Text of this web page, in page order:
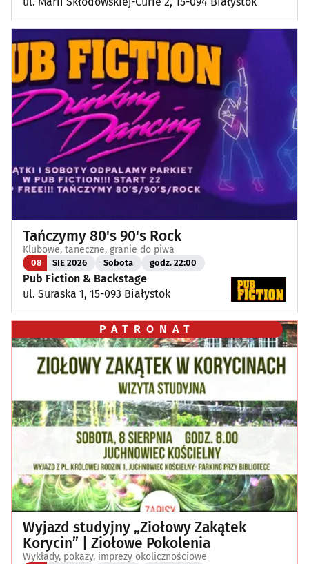
Tańczymy 80's 90's Rock
Klubowe, taneczne, granie do piwa
08 SIE 2026 Sobota godz. 22:00
Pub Fiction & Backstage
ul. Suraska 1, 15-093 Białystok
PATRONAT
Wyjazd studyjny „Ziołowy Zakątek
Korycin” | Ziołowe Pokolenia
Wykłady, pokazy, imprezy okolicznościowe